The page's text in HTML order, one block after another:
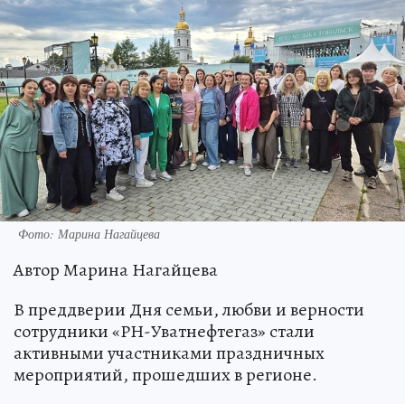
Фото: Марина Нагайцева
Автор Марина Нагайцева
В преддверии Дня семьи, любви и верности
сотрудники «РН-Уватнефтегаз» стали
активными участниками праздничных
мероприятий, прошедших в регионе.